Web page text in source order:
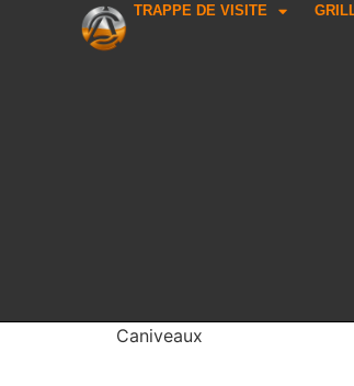
TRAPPE DE VISITE
Caniveaux